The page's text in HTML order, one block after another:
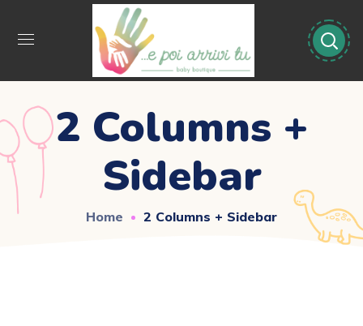
2 Columns +
Sidebar
Home 2 Columns + Sidebar